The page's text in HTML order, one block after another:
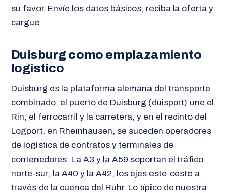
su favor. Envíe los datos básicos, reciba la oferta y
cargue.
Duisburg como emplazamiento
logístico
Duisburg es la plataforma alemana del transporte
combinado: el puerto de Duisburg (duisport) une el
Rin, el ferrocarril y la carretera, y en el recinto del
Logport, en Rheinhausen, se suceden operadores
de logística de contratos y terminales de
contenedores. La A3 y la A59 soportan el tráfico
norte-sur; la A40 y la A42, los ejes este-oeste a
través de la cuenca del Ruhr. Lo típico de nuestra